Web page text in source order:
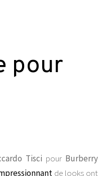
pour
Tisci pour Burberry
de looks ont